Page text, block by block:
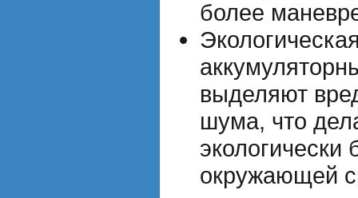
более
выделяют
шума, что
окружающей